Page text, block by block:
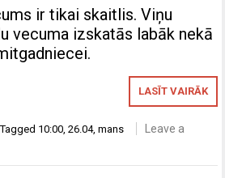
ir tikai skaitlis. Viņu
vecuma izskatās labāk nekā
LASĪT VAIRĀK
Tagged 10:00,26.04,mans
Leave a